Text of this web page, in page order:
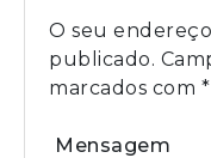
O seu
publicado.
marcados com *
Mensagem